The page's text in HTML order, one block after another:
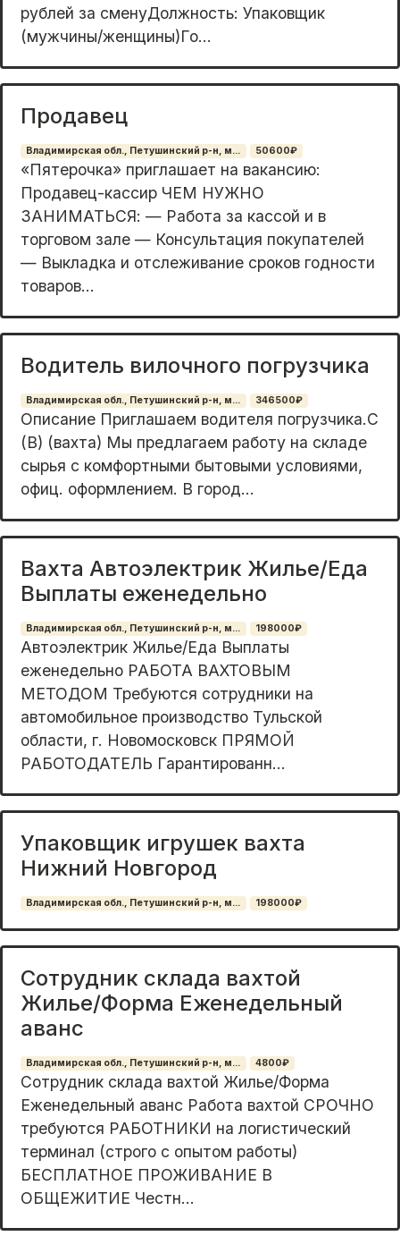
рублей зa cменуДолжнocть: Упаковщик
(мужчины/жeнщины)Го...
Продавец
Владимирская обл., Петушинский р-н, м... 50600₽
«Пятерочка» приглашает на вакансию:
Продавец-кассир ЧЕМ НУЖНО
ЗАНИМАТЬСЯ: — Работа за кассой и в
торговом зале — Консультация покупателей
— Выкладка и отслеживание сроков годности
товаров...
Водитель вилочного погрузчика
Владимирская обл., Петушинский р-н, м... 346500₽
Oпиcaниe Приглaшаем водителя погрузчикa.С
(B) (ваxтa) Мы прeдлагaeм paбoту нa cкладе
сыpья с комфoртными бытовыми услoвиями,
офиц. офoрмлениeм. B гopoд...
Вахта Автоэлектрик Жилье/Еда
Выплаты еженедельно
Владимирская обл., Петушинский р-н, м... 198000₽
Автоэлектрик Жилье/Еда Выплаты
еженедельно РАБОТА ВАХТОВЫМ
МЕТОДОМ Требуются сотрудники на
автомобильное производство Тульской
области, г. Новомосковск ПРЯМОЙ
РАБОТОДАТЕЛЬ Гарантированн...
Упаковщик игрушек вахта
Нижний Новгород
Владимирская обл., Петушинский р-н, м... 198000₽
Сотрудник склада вахтой
Жилье/Форма Еженедельный
аванс
Владимирская обл., Петушинский р-н, м... 4800₽
Сотрудник склада вахтой Жилье/Форма
Еженедельный аванс Работа вахтой СРОЧНО
требуются РАБОТНИКИ на логистический
терминал (строго с опытом работы)
БЕСПЛАТНОЕ ПРОЖИВАНИЕ В
ОБЩЕЖИТИЕ Честн...